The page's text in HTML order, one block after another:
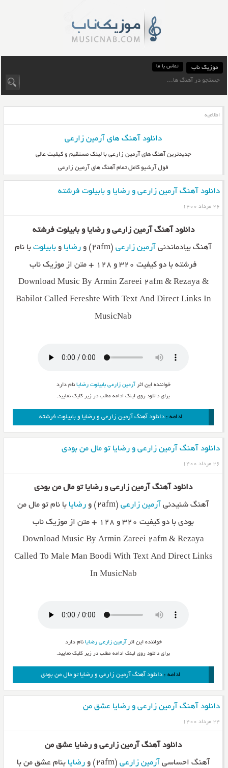
موزیک ناب تماس با ما
اطلاعیه
دانلود آهنگ های آرمین زارعی
جدیدترین آهنگ های آرمین زارعی با لینک مستقیم و کیفیت عالی
فول آرشیو کامل تمام آهنگ های آرمین زارعی
دانلود آهنگ آرمین زارعی و رضایا و بابیلوت فرشته
۲۶ مرداد ۱۴۰۰
دانلود آهنگ آرمین زارعی و رضایا و بابیلوت فرشته
آهنگ بیادماندنی آرمین زارعی(۲afm) و رضایا و بابیلوتبا نام
فرشته با دو کیفیت ۳۲۰ و ۱۲۸ + متن از موزیک ناب
Download Music By Armin Zareei 2afm & Rezaya &
Babilot Called Fereshte With Text And Direct Links In
MusicNab
خواننده این اثر آرمین زارعی بابیلوت رضایا نام دارد
برای دانلود روی لینک ادامه مطلب در زیر کلیک نمایید.
ادامه :دانلود آهنگ آرمین زارعی و رضایا و بابیلوت فرشته
دانلود آهنگ آرمین زارعی و رضایا تو مال من بودی
۲۶ مرداد ۱۴۰۰
دانلود آهنگ آرمین زارعی و رضایا تو مال من بودی
آهنگ شنیدنی آرمین زارعی(۲afm) و رضایا با نام تو مال من
بودی با دو کیفیت ۳۲۰ و ۱۲۸ + متن از موزیک ناب
Download Music By Armin Zareei 2afm & Rezaya
Called To Male Man Boodi With Text And Direct Links
In MusicNab
خواننده این اثر آرمین زارعی رضایا نام دارد
برای دانلود روی لینک ادامه مطلب در زیر کلیک نمایید.
ادامه : دانلود آهنگ آرمین زارعی و رضایا تو مال من بودی
دانلود آهنگ آرمین زارعی و رضایا عشق من
۲۴ مرداد ۱۴۰۰
دانلود آهنگ آرمین زارعی و رضایا عشق من
آهنگ احساسی آرمین زارعی (۲afm) و رضایا بنام عشق من با